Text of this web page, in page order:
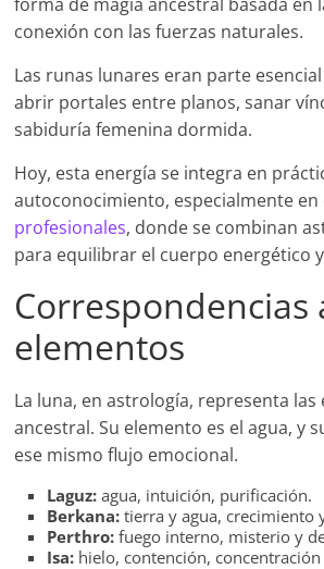
conexión con las fuerzas naturales.
Las runas lunares eran parte
abrir portales entre planos, sanar
sabiduría femenina dormida.
Hoy, esta energía se integra en
autoconocimiento, especialmente
profesionales, donde se combinan
para equilibrar el cuerpo energético
Correspondencias
elementos
La luna, en astrología, representa
ancestral. Su elemento es el agua, y
ese mismo flujo emocional.
Laguz: agua, intuición, purificación.
Berkana: tierra y agua, crecimiento
Perthro: fuego interno, misterio y
Isa: hielo, contención, concentración